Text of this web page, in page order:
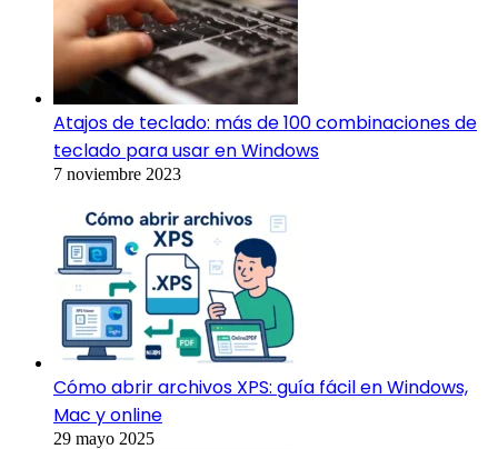
Atajos de teclado: más de 100 combinaciones de
teclado para usar en Windows
7 noviembre 2023
Cómo abrir archivos XPS: guía fácil en Windows,
Mac y online
29 mayo 2025